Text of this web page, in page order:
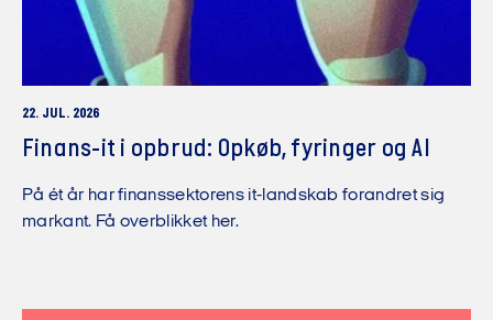
22. JUL. 2026
Finans-it i opbrud: Opkøb, fyringer og AI
På ét år har finanssektorens it-landskab forandret sig
markant. Få overblikket her.